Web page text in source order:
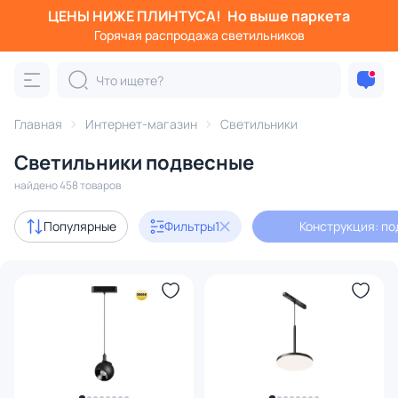
ЦЕНЫ НИЖЕ ПЛИНТУСА! Но выше паркета
Горячая распродажа светильников
Главная Интернет-магазин Светильники
Светильники подвесные
найдено 458 товаров
Популярные Фильтры1 Конструкция:
Фильтры
Категория:
Люстры Подвесные светильники
Акции 105
419